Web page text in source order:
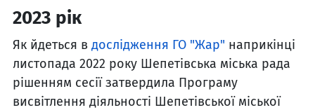
2023 рік
Як йдеться в дослідження ГО "Жар" наприкінці
листопада 2022 року Шепетівська міська рада
рішенням сесії затвердила Програму
висвітлення діяльності Шепетівської міської